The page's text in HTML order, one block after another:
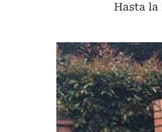
Hasta la